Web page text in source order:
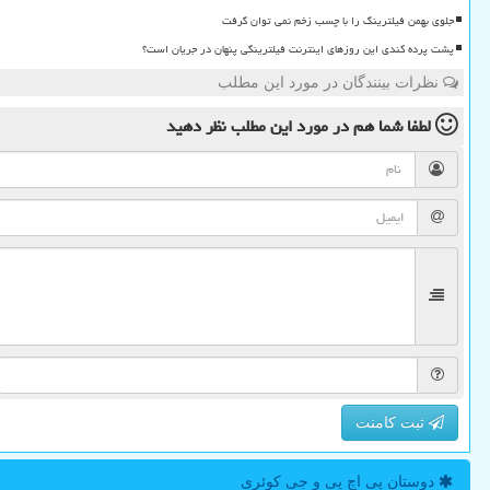
جلوی بهمن فیلترینگ را با چسب زخم نمی توان گرفت
پشت پرده کندی این روزهای اینترنت فیلترینگی پنهان در جریان است؟
نظرات بینندگان در مورد این مطلب
لطفا شما همدر مورد این مطلبنظر دهید
ثبت کامنت
دوستان پی اچ پی و جی كوئری